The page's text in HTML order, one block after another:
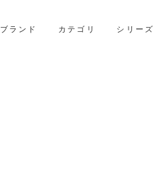
ブランド
カテゴリ シリーズ